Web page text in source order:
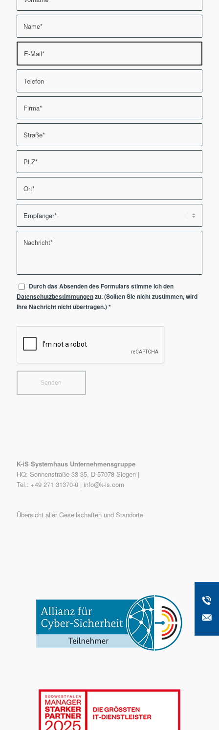
Durch das Absenden des Formulars stimme ich den
Datenschutzbestimmungenzu. (Sollten Sie nicht zustimmen, wird
Ihre Nachricht nicht übertragen.)*
K-iS Systemhaus Unternehmensgruppe
HQ: Sonnenstraße 33-35, D-57078 Siegen |
Tel.: +49 271 31370-0 | info@k-is.com
Übersicht aller Gesellschaften und Standorte